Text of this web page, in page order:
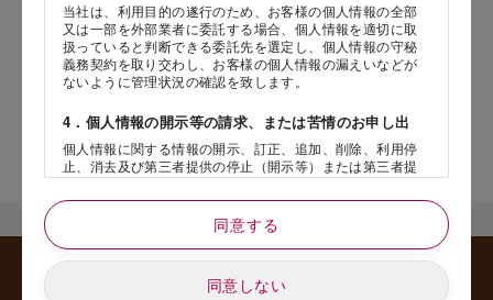
当社は、利用目的の遂行のため、お客様の個人情報の全部
又は一部を外部業者に委託する場合、個人情報を適切に取
扱っていると判断できる委託先を選定し、個人情報の守秘
義務契約を取り交わし、お客様の個人情報の漏えいなどが
ないように管理状況の確認を致します。
4．個人情報の開示等の請求、または苦情のお申し出
個人情報に関する情報の開示、訂正、追加、削除、利用停
止、消去及び第三者提供の停止（開示等）または第三者提
供記録の開示、若しくは利用目的の通知等（以下、「開示
等の請求」といいます）のご請求があった場合または苦情
のお申し出があった場合には、請求者がご本人であること
あるいは正式な代理人として認められる方であることを確
認させていただいたうえで、特別な理由のない限り合理的
同意する
同意しない
店舗サービスに関するお問い合わせにつきましては、内容欄に『店
舗名』を記載いただけますと幸いです。
岳や末広がりを意味す
やつ時」という意味を込
。雄大な八ヶ岳山麓の自
れる、こだわりのスイー